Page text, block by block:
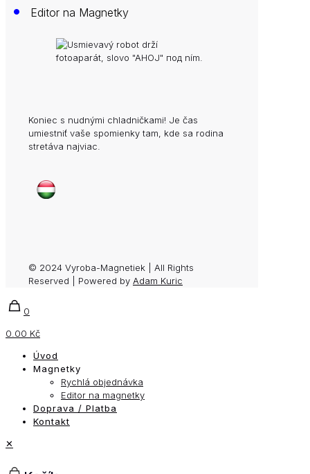
• Editor na Magnetky
Koniec s nudnými chladničkami! Je čas
umiestniť vaše spomienky tam, kde sa rodina
stretáva najviac.
© 2024 Vyroba-Magnetiek | All Rights
Reserved | Powered by Adam Kuric
0
0.00 Kč
Úvod
Magnetky
Rychlá objednávka
Editor na magnetky
Doprava / Platba
Kontakt
✕